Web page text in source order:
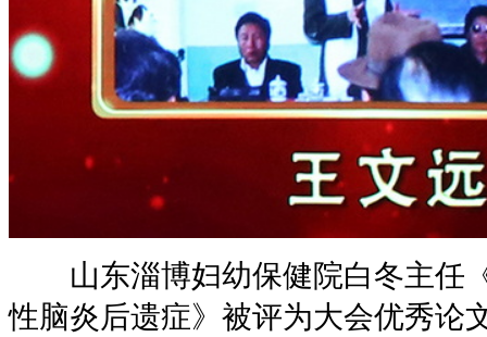
山东淄博妇幼保健院白冬主任
性脑炎后遗症》被评为大会优秀论